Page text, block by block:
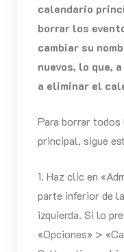
calendario
borrar los
cambiar su
nuevos, lo que,
a eliminar el
Para borrar
principal, sigue
1. Haz clic en
parte inferior de
izquierda. Si lo
«Opciones» >